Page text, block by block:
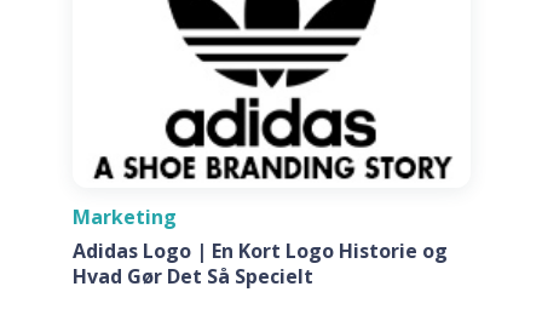
Marketing
Adidas Logo | En Kort Logo Historie og
Hvad Gør Det Så Specielt